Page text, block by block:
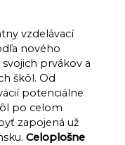
vzdelávací
nového
prvákov a
škôl. Od
potenciálne
po celom
zapojená už
Celoplošne